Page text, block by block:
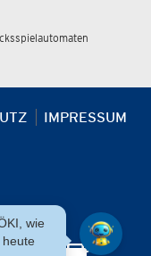
IMPRESSUM
wie
heute